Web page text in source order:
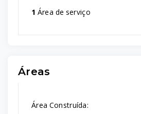
1 Área de serviço
Áreas
Área Construída: